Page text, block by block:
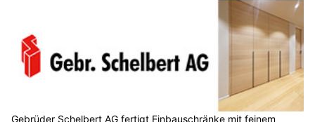
Gebrüder Schelbert AG fertigt Einbauschränke mit feinem